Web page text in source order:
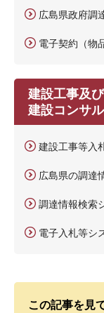
広島県政府調
電子契約（物
建設工事及
建設コンサ
建設工事等入
広島県の調達
調達情報検索
電子入札等シ
この記事を見